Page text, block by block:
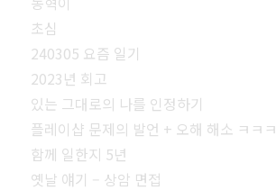
초심
240305 요즘 일기
2023년 회고
있는 그대로의 나를 인정하기
플레이샵 문제의 발언 + 오해 해소 ㅋㅋㅋ
함께 일한지 5년
옛날 얘기 – 상암 면접